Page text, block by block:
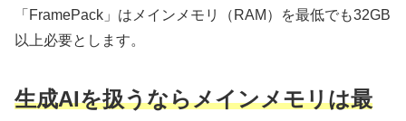
「FramePack」はメインメモリ（RAM）を最低でも32GB
以上必要とします。
生成AIを扱うならメインメモリは最